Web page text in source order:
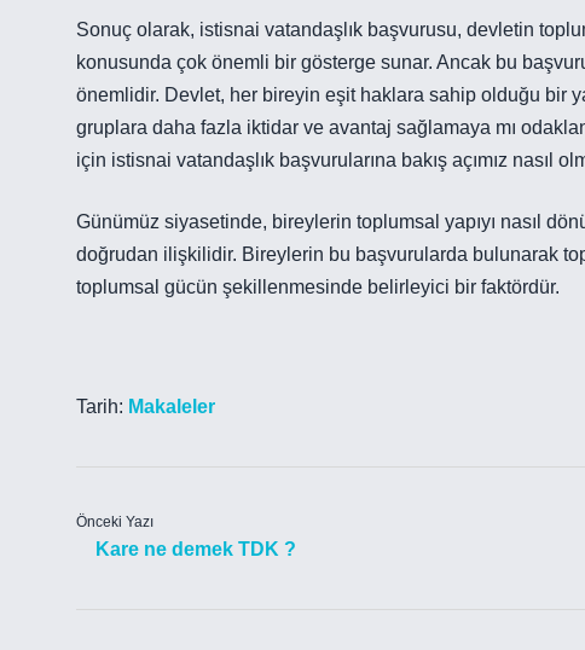
Sonuç olarak, istisnai vatandaşlık başvurusu, devletin
konusunda çok önemli bir gösterge sunar. Ancak bu
önemlidir. Devlet, her bireyin eşit haklara sahip olduğu bir
gruplara daha fazla iktidar ve avantaj sağlamaya mı
için istisnai vatandaşlık başvurularına bakış açımız nasıl
Günümüz siyasetinde, bireylerin toplumsal yapıyı nasıl
doğrudan ilişkilidir. Bireylerin bu başvurularda bulunarak
toplumsal gücün şekillenmesinde belirleyici bir faktördür.
Tarih: Makaleler
Önceki Yazı
Kare ne demek TDK ?